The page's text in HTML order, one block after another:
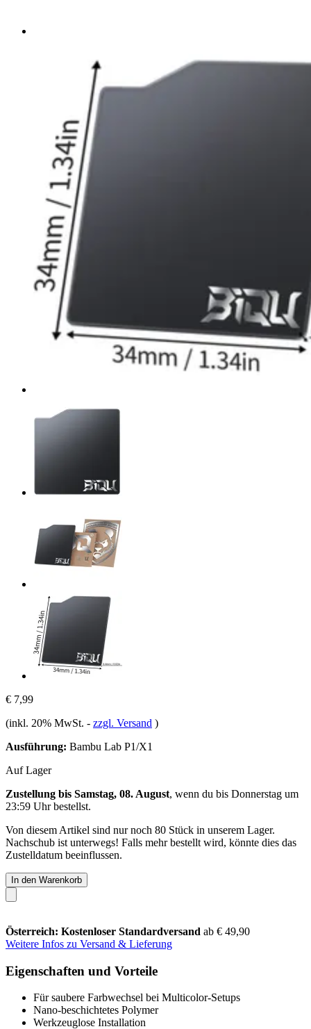
€ 7,99
(inkl. 20% MwSt. - zzgl. Versand )
Ausführung: Bambu Lab P1/X1
Auf Lager
Zustellung bis Samstag, 08. August, wenn du bis Donnerstag um
23:59 Uhrbestellst.
Von diesem Artikel sind nur noch 80 Stück in unserem Lager.
Nachschub ist unterwegs! Falls mehr bestellt wird, könnte dies das
Zustelldatum beeinflussen.
In den Warenkorb
Österreich: Kostenloser Standardversand ab € 49,90
Weitere Infos zu Versand & Lieferung
Eigenschaften und Vorteile
Für saubere Farbwechsel bei Multicolor-Setups
Nano-beschichtetes Polymer
Werkzeuglose Installation